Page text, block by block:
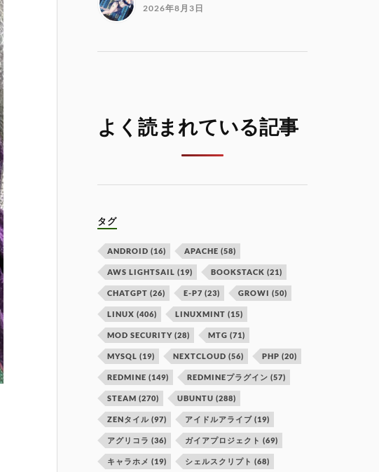
2026年8月3日
よく読まれている記事
タグ
ANDROID (16) APACHE (58)
AWS LIGHTSAIL (19) BOOKSTACK (21)
CHATGPT (26) E-P7 (23) GROWI (50)
LINUX (406) LINUXMINT (15)
MOD SECURITY (28) MTG (71)
MYSQL (19) NEXTCLOUD (56) PHP (20)
REDMINE (149) REDMINEプラグイン (57)
STEAM (270) UBUNTU (288)
ZENタイル (97) アイドルアライブ (19)
アグリコラ (36) ガイアプロジェクト (69)
キャラホメ (19) シェルスクリプト (68)